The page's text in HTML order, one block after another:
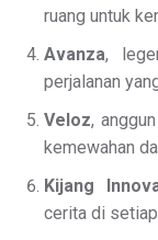
ruang untuk
Avanza,
perjalanan
Veloz,
kemewahan
Kijang
cerita di